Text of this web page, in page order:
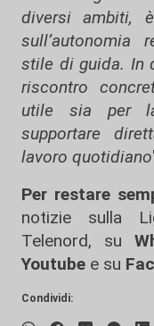
diversi ambiti,
sull’autonomia
stile di guida. In
riscontro
utile sia per
supportare
lavoro quotidiano
Per restare
notizie sulla
Telenord, su
Youtube e su
Condividi: